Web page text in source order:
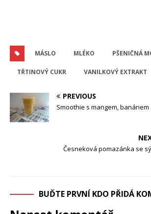
MÁSLO MLÉKO PŠENIČNÁ
TŘTINOVÝ CUKR VANILKOVÝ EXTRAKT
PREVIOUS
Smoothie s mangem,
Česneková pomazánka se
BUĎTE PRVNÍ KDO PŘIDÁ